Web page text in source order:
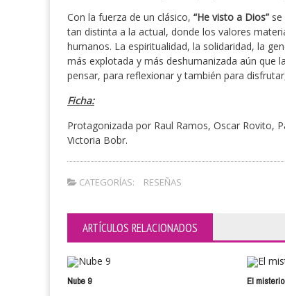
Con la fuerza de un clásico, “He visto a Dios”
tan distinta a la actual, donde los valores
humanos. La espiritualidad, la solidaridad, la
más explotada y más deshumanizada aún que
pensar, para reflexionar y también para
Ficha:
Protagonizada por Raul Ramos, Oscar Rovito,
Victoria Bobr.
CATEGORÍAS: RESEÑAS
ARTÍCULOS RELACIONADOS
Nube 9 El